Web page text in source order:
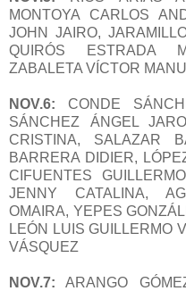
MONTOYA CARLOS
JOHN JAIRO,
QUIRÓS ESTRADA
ZABALETA VÍCTOR
NOV.6: CONDE
SÁNCHEZ ÁNGEL
CRISTINA, SALAZAR
BARRERA DIDIER,
CIFUENTES
JENNY CATALINA,
OMAIRA, YEPES
LEÓN LUIS GUILLERMO
VÁSQUEZ
NOV.7: ARANGO